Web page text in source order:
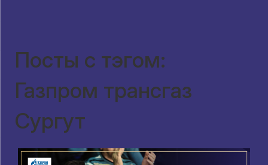
Посты с тэгом:
Газпром трансгаз
Сургут